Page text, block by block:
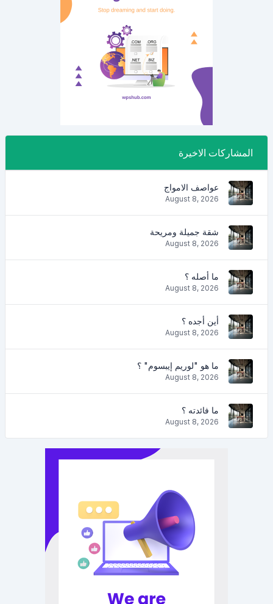
المشاركات الاخيرة
عواصف الامواج
August 8, 2026
شقة جميلة ومريحة
August 8, 2026
ما أصله ؟
August 8, 2026
أين أجده ؟
August 8, 2026
ما هو "لوريم إيبسوم" ؟
August 8, 2026
ما فائدته ؟
August 8, 2026